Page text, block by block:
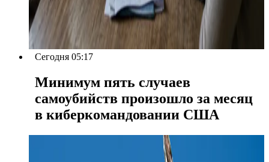
Сегодня 05:17
Минимум пять случаев
самоубийств произошло за месяц
в киберкомандовании США